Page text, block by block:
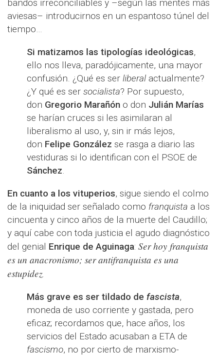
bandos irreconciliables y –según las mentes más
aviesas– introducirnos en un espantoso túnel del
tiempo…
Si matizamos las tipologías ideológicas,
ello nos lleva, paradójicamente, una mayor
confusión. ¿Qué es ser liberal actualmente?
¿Y qué es ser socialista? Por supuesto,
don Gregorio Marañón o don Julián Marías
se harían cruces si les asimilaran al
liberalismo al uso, y, sin ir más lejos,
don Felipe González se rasga a diario las
vestiduras si lo identifican con el PSOE de
Sánchez.
En cuanto a los vituperios, sigue siendo el colmo
de la iniquidad ser señalado como franquista a los
cincuenta y cinco años de la muerte del Caudillo;
y aquí cabe con toda justicia el agudo diagnóstico
del genial Enrique de Aguinaga: Ser hoy franquista
es un anacronismo; ser antifranquista es una
estupidez.
Más grave es ser tildado de fascista,
moneda de uso corriente y gastada, pero
eficaz; recordamos que, hace años, los
servicios del Estado acusaban a ETA de
fascismo, no por cierto de marxismo-